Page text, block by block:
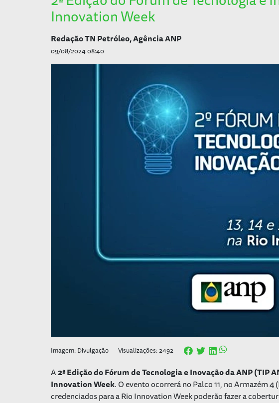
Innovation Week
Redação TN Petróleo, Agência ANP
09/08/2024 08:40
Imagem: Divulgação Visualizações: 2492
A2ª Edição do Fórum de Tecnologia e Inovação da ANP (TIP
Innovation Week. O evento ocorrerá no Palco 11, no Armazém
credenciados para a Rio Innovation Week poderão fazer a